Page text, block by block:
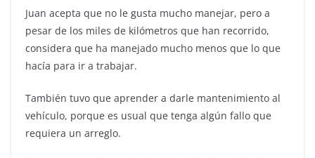
Juan acepta que no le gusta mucho manejar, pero a
pesar de los miles de kilómetros que han recorrido,
considera que ha manejado mucho menos que lo que
hacía para ir a trabajar.
También tuvo que aprender a darle mantenimiento al
vehículo, porque es usual que tenga algún fallo que
requiera un arreglo.